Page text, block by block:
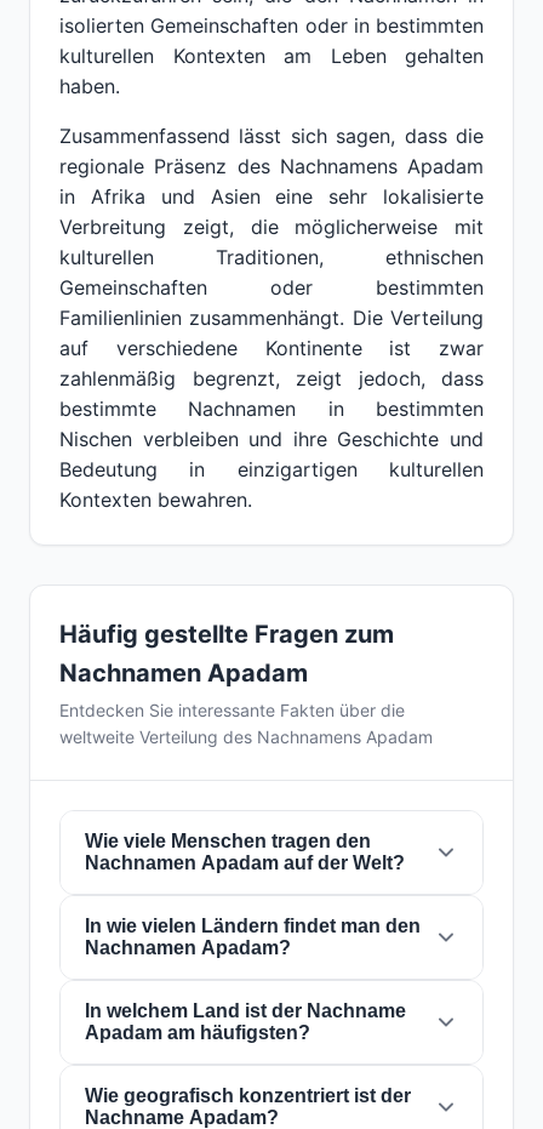
isolierten Gemeinschaften oder in bestimmten
kulturellen Kontexten am Leben gehalten
haben.
Zusammenfassend lässt sich sagen, dass die
regionale Präsenz des Nachnamens Apadam
in Afrika und Asien eine sehr lokalisierte
Verbreitung zeigt, die möglicherweise mit
kulturellen Traditionen, ethnischen
Gemeinschaften oder bestimmten
Familienlinien zusammenhängt. Die Verteilung
auf verschiedene Kontinente ist zwar
zahlenmäßig begrenzt, zeigt jedoch, dass
bestimmte Nachnamen in bestimmten
Nischen verbleiben und ihre Geschichte und
Bedeutung in einzigartigen kulturellen
Kontexten bewahren.
Häufig gestellte Fragen zum
Nachnamen Apadam
Entdecken Sie interessante Fakten über die
weltweite Verteilung des Nachnamens Apadam
Wie viele Menschen tragen den
Nachnamen Apadam auf der Welt?
Derzeit gibt es weltweit etwa3 Personenmit
dem NachnamenApadam
dass etwa 1 von2,666,666,667 Personenauf
der Welt diesen Nachnamen trägt. Er ist in
Ländernpräsent, was seine globale
Verbreitung widerspiegelt.
In wie vielen Ländern findet man den
Nachnamen Apadam?
Der NachnameApadamist in3 Ländern
der ganzen Welt präsent. Dies klassifiziert ihn
als einen Nachnamen mitlokalReichweite.
Seine Präsenz in mehreren Ländern weist auf
historische Migrations- und
In welchem Land ist der Nachname
Apadam am häufigsten?
Der NachnameApadamist am häufigsten in
Kamerun, wo ihn etwa1 Personen
Wie geografisch konzentriert ist der
Nachname Apadam?